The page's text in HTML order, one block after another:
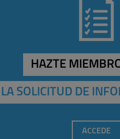
HAZTE
SOLICITUD DE
ACCEDE